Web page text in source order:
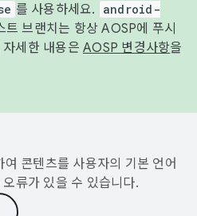
를 사용하세요.
android-
트 브랜치는 항상 AOSP에 푸시
세한 내용은 AOSP 변경사항을
콘텐츠를 사용자의 기본 언어
류가 있을 수 있습니다.